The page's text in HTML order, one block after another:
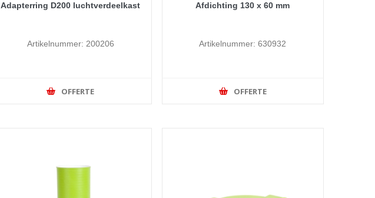
Adapterring D200 luchtverdeelkast
Artikelnummer: 200206
OFFERTE
Afdichting 130 x 60 mm
Artikelnummer: 630932
OFFERTE